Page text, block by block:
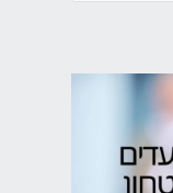
לדבר
זה ביטחון
אם